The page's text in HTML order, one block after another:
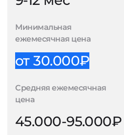
Минимальная
ежемесячная цена
от 30.000₽
Средняя ежемесячная
цена
45.000-95.000₽